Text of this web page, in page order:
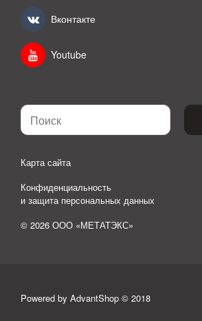
Вконтакте
Youtube
Карта сайта
Конфиденциальность
и защита персональных данных
© 2026 ООО «МЕТАТЭКС»
Powered by AdvantShop © 2018